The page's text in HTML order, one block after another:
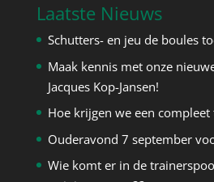
Laatste Nieuws
Schutters- en jeu de boules
Maak kennis met onze
Jacques Kop-Jansen!
Hoe krijgen we een
Ouderavond 7 september
Wie komt er in de